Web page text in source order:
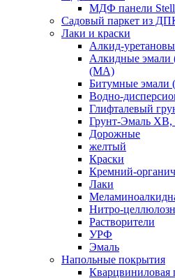
МДФ панели
Садовый паркет из
Лаки и краски
Алкид-
Алкидные
(МА)
Битумные эмали
Водно-
Глифталевый
Грунт-Эмаль
Дорожные
желтый
Краски
Кремний-
Лаки
Нитро-
Растворители
УРФ
Эмаль
Напольные покрытия
Кварцвиниловая